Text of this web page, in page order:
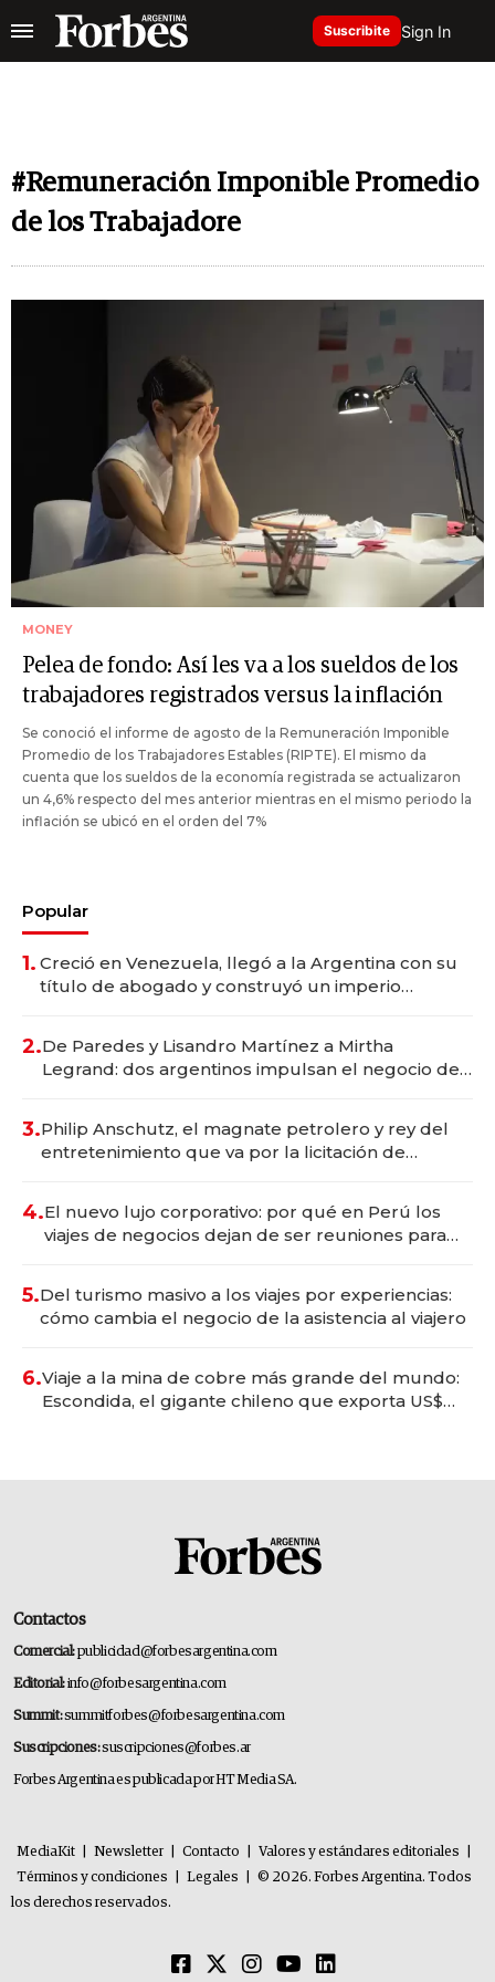
Suscribite Sign In
#Remuneración Imponible Promedio
de los Trabajadore
MONEY
Pelea de fondo: Así les va a los sueldos de los
trabajadores registrados versus la inflación
Se conoció el informe de agosto de la Remuneración Imponible
Promedio de los Trabajadores Estables (RIPTE). El mismo da
cuenta que los sueldos de la economía registrada se actualizaron
un 4,6% respecto del mes anterior mientras en el mismo periodo la
inflación se ubicó en el orden del 7%
Popular
1. Creció en Venezuela, llegó a la Argentina con su
título de abogado y construyó un imperio
2.De Paredes y Lisandro Martínez a Mirtha
Legrand: dos argentinos impulsan el negocio del
3.Philip Anschutz, el magnate petrolero y rey del
entretenimiento que va por la licitación de
4.El nuevo lujo corporativo: por qué en Perú los
viajes de negocios dejan de ser reuniones para
5.Del turismo masivo a los viajes por experiencias:
cómo cambia el negocio de la asistencia al viajero
6.Viaje a la mina de cobre más grande del mundo:
Escondida, el gigante chileno que exporta US$
Contactos
Comercial:publicidad@forbesargentina.com
Editorial:info@forbesargentina.com
Summit:summitforbes@forbesargentina.com
Suscripciones:suscripciones@forbes.ar
Forbes Argentina es publicada por HT Media SA.
MediaKit Newsletter Contacto Valores y estándares editoriales
Términos y condiciones
Legales
© 2026. Forbes Argentina. Todos
los derechos reservados.